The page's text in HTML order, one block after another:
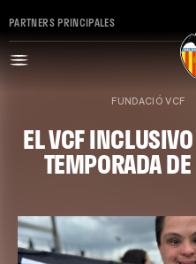
PARTNERS PRINCIPALES
FUNDACIÓ VCF
EL VCF
TEMPORADA